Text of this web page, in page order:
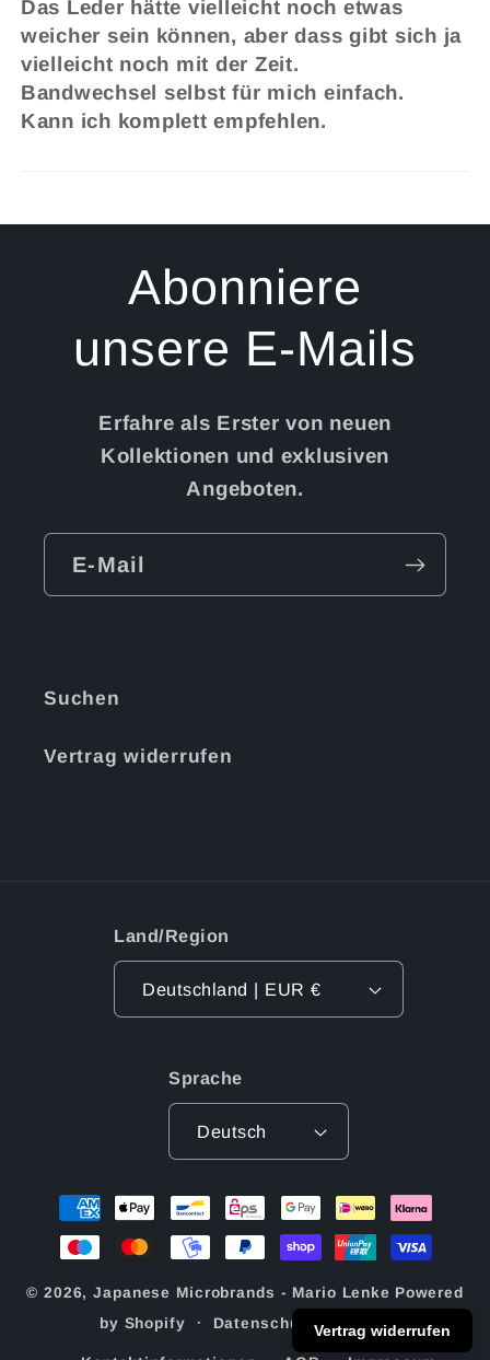
Das Leder hätte vielleicht noch etwas
weicher sein können, aber dass gibt sich ja
vielleicht noch mit der Zeit.
Bandwechsel selbst für mich einfach.
Kann ich komplett empfehlen.
Abonniere
unsere E-Mails
Erfahre als Erster von neuen
Kollektionen und exklusiven
Angeboten.
E-Mail
Suchen
Vertrag widerrufen
Land/Region
Deutschland | EUR €
Sprache
Deutsch
Zahlungsmethoden
© 2026,Japanese Microbrands - Mario Lenke Powered
by Shopify
Datenschutzerklärung
Vertrag widerrufen